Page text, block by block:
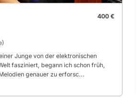
400 €
Junge von der elektronischen
fasziniert, begann ich schon früh,
genauer zu erforsc...